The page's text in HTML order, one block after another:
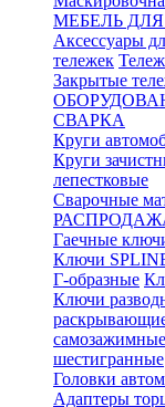
МЕБЕЛЬ
Аксессуары
тележек
Закрытые
СВАРКА
Круги
Круги
лепестковые
Сварочные
Гаечные
Ключи
Г-образные
Ключи
самозажимные
шестигранные
Головки
Адаптеры